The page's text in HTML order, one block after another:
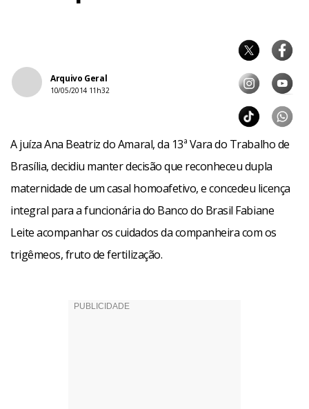
Arquivo Geral
10/05/2014 11h32
A juíza Ana Beatriz do Amaral, da 13ª Vara do Trabalho de
Brasília, decidiu manter decisão que reconheceu dupla
maternidade de um casal homoafetivo, e concedeu licença
integral para a funcionária do Banco do Brasil Fabiane
Leite acompanhar os cuidados da companheira com os
trigêmeos, fruto de fertilização.